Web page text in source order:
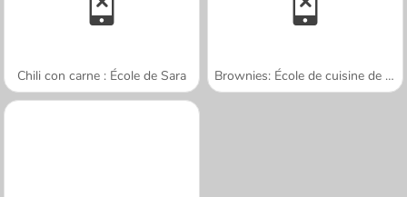
Chili con carne : École de Sara Brownies: École de cuisine de Sara